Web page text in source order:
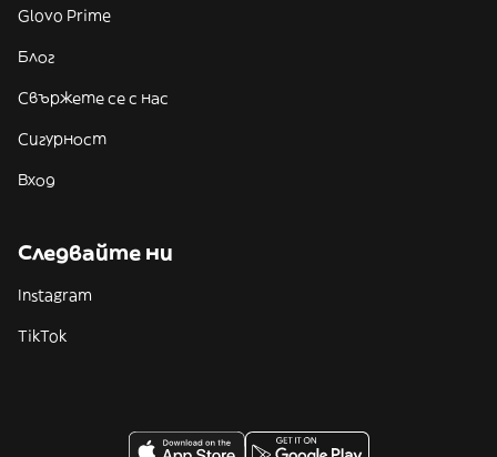
Glovo Prime
Блог
Свържете се с нас
Сигурност
Вход
Следвайте ни
Instagram
TikTok